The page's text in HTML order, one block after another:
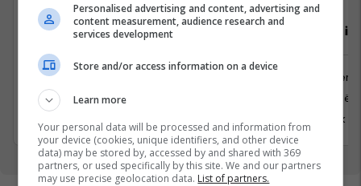
Gazetar/e për edicionin Telegrafi
Prishtina, Kosovo
1 Korrik 2026
Inxhinier i
Inxhinieri
Prishtinë
6 Korrik
Personalised advertising and content, advertising and
content measurement, audience research and
services development
Store and/or access information on a device
Learn more
Your personal data will be processed and information from
your device (cookies, unique identifiers, and other device
data) may be stored by, accessed by and shared with 369
partners, or used specifically by this site. We and our partners
may use precise geolocation data. List of partners.